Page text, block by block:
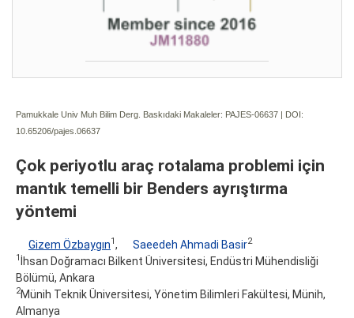
Pamukkale Univ Muh Bilim Derg. Baskıdaki Makaleler: PAJES-06637 | DOI:
10.65206/pajes.06637
Çok periyotlu araç rotalama problemi için
mantık temelli bir Benders ayrıştırma
yöntemi
Gizem Özbaygın1 , Saeedeh Ahmadi Basir2
1
İhsan Doğramacı Bilkent Üniversitesi, Endüstri Mühendisliği
Bölümü, Ankara
2Münih Teknik Üniversitesi, Yönetim Bilimleri Fakültesi, Münih,
Almanya